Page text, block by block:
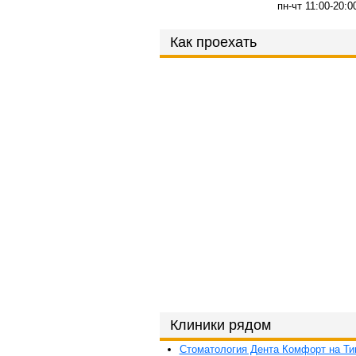
пн-чт 11:00-
Как проехать
Клиники рядом
Стоматология Дента Комфорт на